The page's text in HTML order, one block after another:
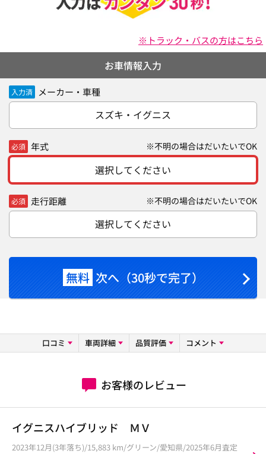
※トラック・バスの方はこちら
お車情報入力
入力済 メーカー・車種
スズキ・イグニス
必須 年式 ※不明の場合はだいたいでOK
選択してください
必須 走行距離 ※不明の場合はだいたいでOK
選択してください
無料 次へ（30秒で完了）
口コミ 車両詳細 品質評価 コメント
お客様のレビュー
イグニスハイブリッド ＭＶ
2023年12月(3年落ち)/15,883 km/グリーン/愛知県/2025年6月査定